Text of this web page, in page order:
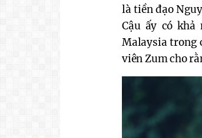
là tiền đạo
Cậu ấy có khả
Malaysia trong
viên Zum cho